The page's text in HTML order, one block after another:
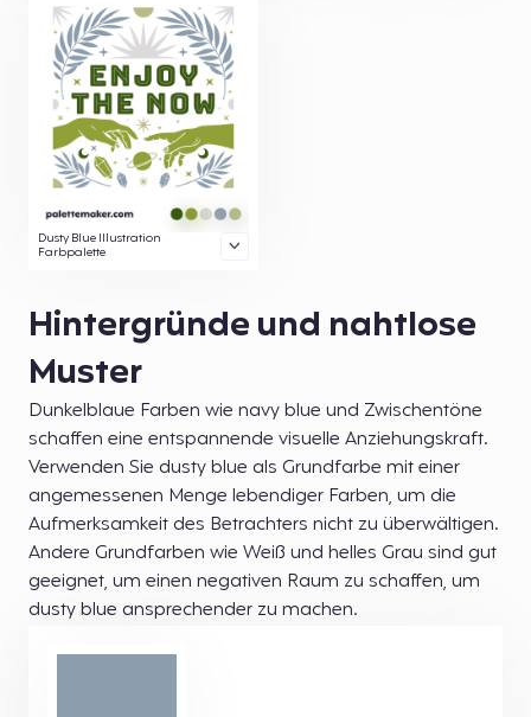
Dusty Blue Illustration
Farbpalette
Hintergründe und nahtlose
Muster
Dunkelblaue Farben wie navy blue und Zwischentöne
schaffen eine entspannende visuelle Anziehungskraft.
Verwenden Sie dusty blue als Grundfarbe mit einer
angemessenen Menge lebendiger Farben, um die
Aufmerksamkeit des Betrachters nicht zu überwältigen.
Andere Grundfarben wie Weiß und helles Grau sind gut
geeignet, um einen negativen Raum zu schaffen, um
dusty blue ansprechender zu machen.